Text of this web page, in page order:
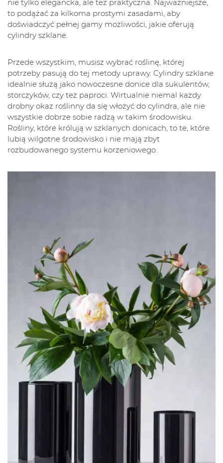
nie tylko elegancka, ale też praktyczna. Najważniejsze,
to podążać za kilkoma prostymi zasadami, aby
doświadczyć pełnej gamy możliwości, jakie oferują
cylindry szklane.
Przede wszystkim, musisz wybrać roślinę, której
potrzeby pasują do tej metody uprawy. Cylindry szklane
idealnie służą jako nowoczesne donice dla sukulentów,
storczyków, czy też paproci. Wirtualnie niemal każdy
drobny okaz roślinny da się włożyć do cylindra, ale nie
wszystkie dobrze sobie radzą w takim środowisku.
Rośliny, które królują w szklanych donicach, to te, które
lubią wilgotne środowisko i nie mają zbyt
rozbudowanego systemu korzeniowego.